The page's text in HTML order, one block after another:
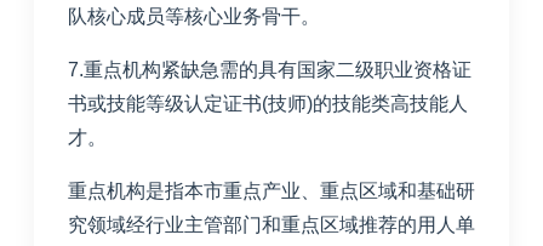
队核心成员等核心业务骨干。
7.重点机构紧缺急需的具有国家二级职业资格证
书或技能等级认定证书(技师)的技能类高技能人
才。
重点机构是指本市重点产业、重点区域和基础研
究领域经行业主管部门和重点区域推荐的用人单